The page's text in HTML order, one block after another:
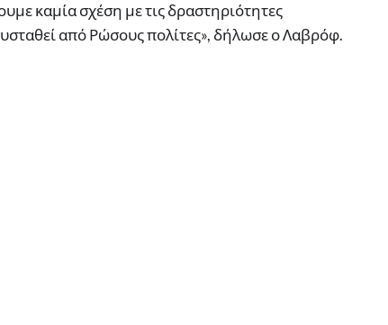
καμία σχέση με τις δραστηριότητες
από Ρώσους πολίτες», δήλωσε ο Λαβρόφ.